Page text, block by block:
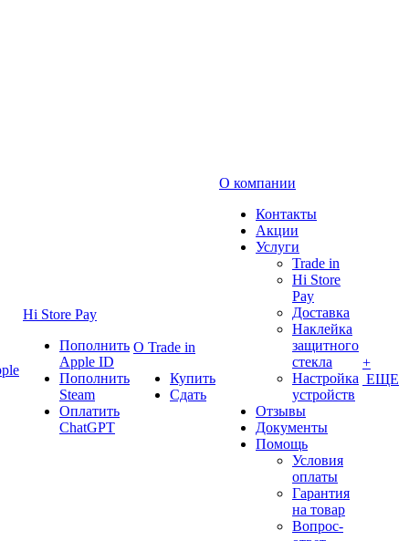
Hi Store Pay
Пополнить
Apple ID
Пополнить
Steam
Оплатить
ChatGPT
О Trade in
Купить
Сдать
О компании
Контакты
Акции
Услуги
Trade in
Hi Store
Pay
Доставка
Наклейка
защитного
стекла
Настройка
устройств
Отзывы
Документы
Помощь
Условия
оплаты
Гарантия
на товар
Вопрос-
+
ЕЩЕ